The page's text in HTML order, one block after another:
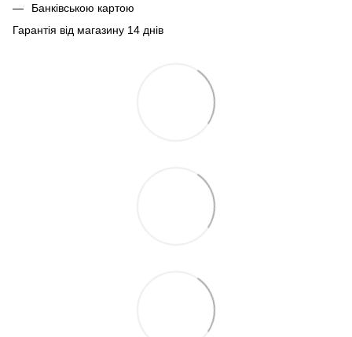
Банківською картою
Гарантія від магазину 14 днів